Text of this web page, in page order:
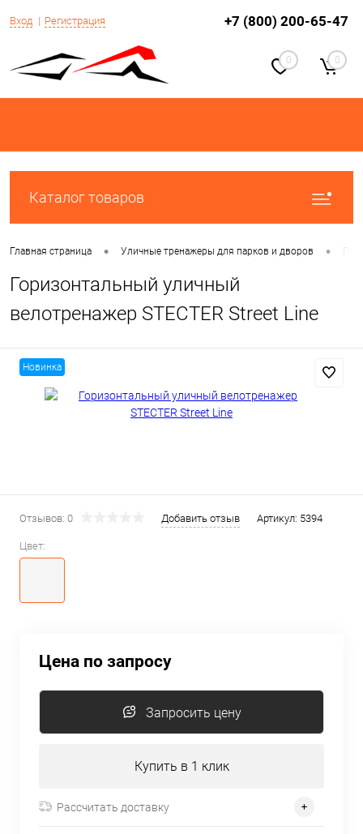
Вход Регистрация +7 (800) 200-65-47
0 0
Каталог товаров
Главная страница • Уличные тренажеры для парков и дворов •
Горизонтальный уличный
велотренажер STECTER Street Line
Новинка
Отзывов: 0 Добавить отзыв Артикул: 5394
Цвет:
Цена по запросу
Запросить цену
Купить в 1 клик
Рассчитать доставку